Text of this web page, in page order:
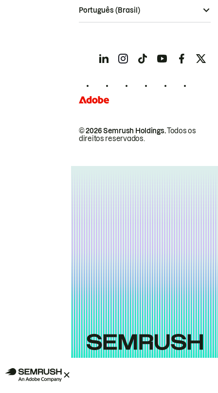
© 2026 Semrush Holdings.Todos os
direitos reservados.
Português (Brasil)